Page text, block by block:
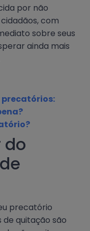
por não
com
sobre seus
ainda mais
do
precatório
de quitação são